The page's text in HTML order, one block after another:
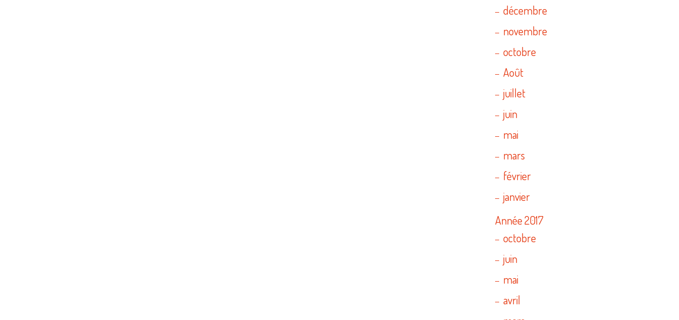
décembre
novembre
octobre
Août
juillet
juin
mai
mars
février
janvier
Année 2017
octobre
juin
mai
avril